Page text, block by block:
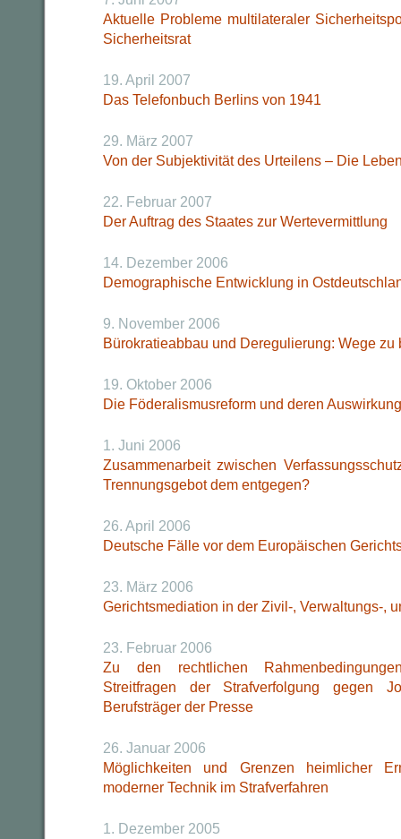
Aktuelle Probleme multilateraler
Sicherheitsrat
19. April 2007
Das Telefonbuch Berlins von 1941
29. März 2007
Von der Subjektivität des Urteilens – Die
22. Februar 2007
Der Auftrag des Staates zur Wertevermittlung
14. Dezember 2006
Demographische Entwicklung in
9. November 2006
Bürokratieabbau und Deregulierung: Wege zu
19. Oktober 2006
Die Föderalismusreform und deren
1. Juni 2006
Zusammenarbeit zwischen
Trennungsgebot dem entgegen?
26. April 2006
Deutsche Fälle vor dem Europäischen
23. März 2006
Gerichtsmediation in der Zivil-, Verwaltungs-,
23. Februar 2006
Zu den rechtlichen
Streitfragen der Strafverfolgung gegen
Berufsträger der Presse
26. Januar 2006
Möglichkeiten und Grenzen heimlicher
moderner Technik im Strafverfahren
1. Dezember 2005